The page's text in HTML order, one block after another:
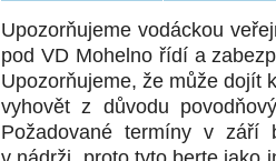
Upozorňujeme vodáckou
pod VD Mohelno řídí a
Upozorňujeme, že může dojít
vyhovět z důvodu
Požadované termíny v září